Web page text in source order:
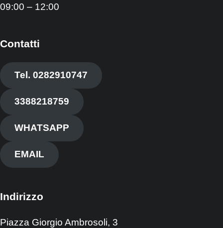
09:00 – 12:00
Contatti
Tel. 0282910747
3388218759
WHATSAPP
EMAIL
Indirizzo
Piazza Giorgio Ambrosoli, 3